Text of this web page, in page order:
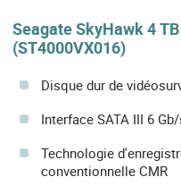
Seagate SkyHawk 4
(ST4000VX016)
Disque dur de
Interface SATA III 6
Technologie
conventionnelle CMR